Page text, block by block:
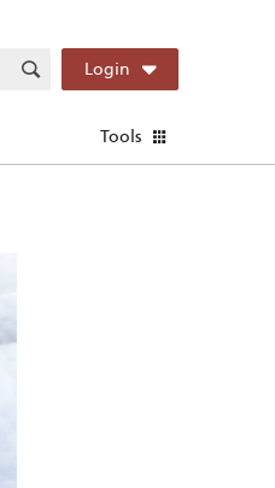
Login
Tools